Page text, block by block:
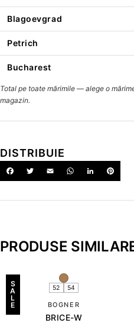
Blagoevgrad
Petrich
Bucharest
Total pe toate mărimile — alege o
magazin.
DISTRIBUIE
PRODUSE
S
A
L
E
52 54
BOGNER
BRICE-W